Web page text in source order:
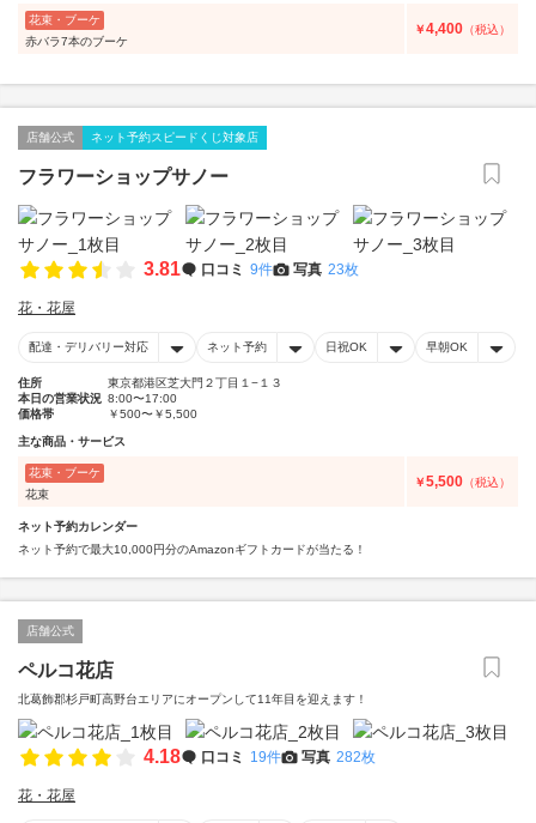
花束・ブーケ
赤バラ7本のブーケ
￥4,400 （税込）
店舗公式 ネット予約スピードくじ対象店
フラワーショップサノー
3.81 口コミ 9件 写真 23枚
花・花屋
配達・デリバリー対応 ネット予約 日祝OK 早朝OK
住所
東京都港区芝大門２丁目１−１３
本日の営業状況 8:00〜17:00
価格帯
￥500〜￥5,500
主な商品・サービス
花束・ブーケ
花束
￥5,500 （税込）
ネット予約カレンダー
ネット予約で最大10,000円分のAmazonギフトカードが当たる！
店舗公式
ペルコ花店
北葛飾郡杉戸町高野台エリアにオープンして11年目を迎えます！
4.18 口コミ 19件 写真 282枚
花・花屋